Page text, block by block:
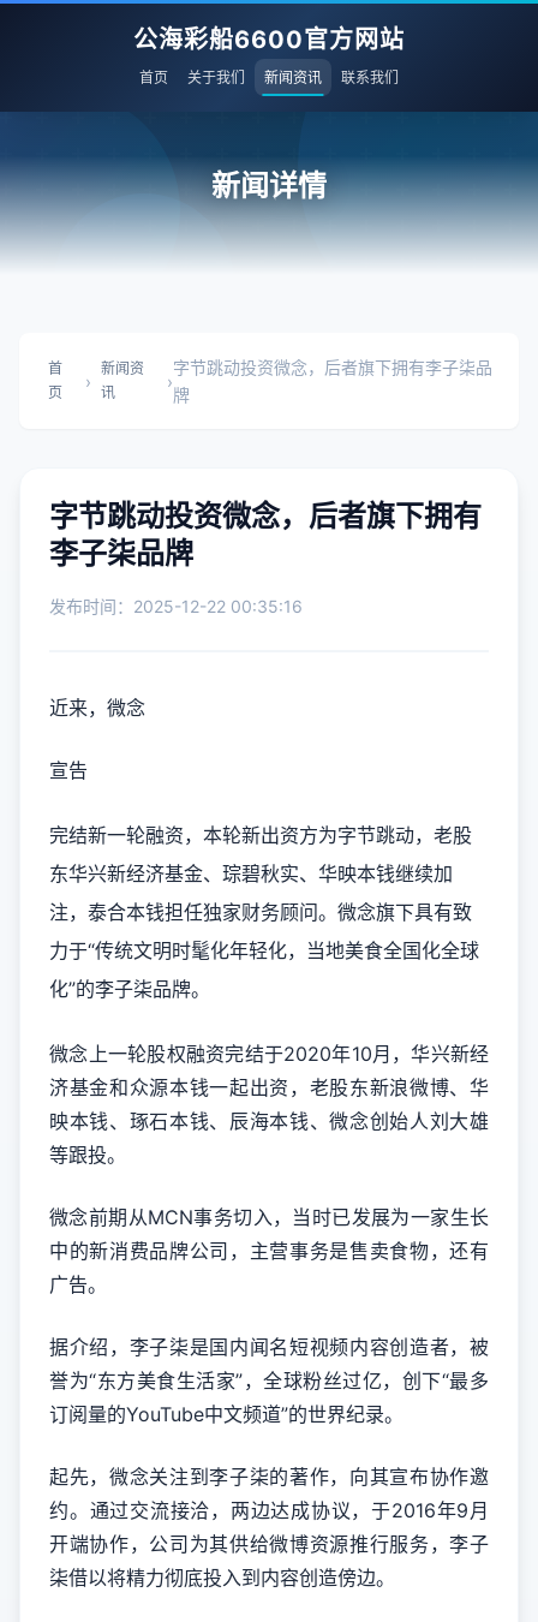
公海彩船6600官方网站
首页 关于我们 新闻资讯 联系我们
新闻详情
首
页
›
新闻资
讯
›
字节跳动投资微念，后者旗下拥有李子柒品
牌
字节跳动投资微念，后者旗下拥有
李子柒品牌
发布时间：2025-12-22 00:35:16
近来，微念
宣告
完结新一轮融资，本轮新出资方为字节跳动，老股
东华兴新经济基金、琮碧秋实、华映本钱继续加
注，泰合本钱担任独家财务顾问。微念旗下具有致
力于“传统文明时髦化年轻化，当地美食全国化全球
化”的李子柒品牌。
微念上一轮股权融资完结于2020年10月，华兴新经
济基金和众源本钱一起出资，老股东新浪微博、华
映本钱、琢石本钱、辰海本钱、微念创始人刘大雄
等跟投。
微念前期从MCN事务切入，当时已发展为一家生长
中的新消费品牌公司，主营事务是售卖食物，还有
广告。
据介绍，李子柒是国内闻名短视频内容创造者，被
誉为“东方美食生活家”，全球粉丝过亿，创下“最多
订阅量的YouTube中文频道”的世界纪录。
起先，微念关注到李子柒的著作，向其宣布协作邀
约。通过交流接洽，两边达成协议，于2016年9月
开端协作，公司为其供给微博资源推行服务，李子
柒借以将精力彻底投入到内容创造傍边。